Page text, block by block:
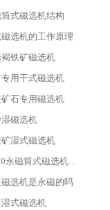
式磁选机结构
选机的工作原理
铁矿磁选机
用干式磁选机
石专用磁选机
磁选机
湿式磁选机
CTB-1530永磁筒式磁选机代理商
磁选机是永磁的吗
式磁选机